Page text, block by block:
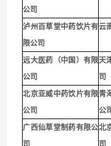
公司
泸州百草堂中药饮片有
限公司
云
远大医药（中国）有限
公司
天
司
北京亚威中药饮片有限
公司
青
公
广西仙草堂制药有限公
司
北
司